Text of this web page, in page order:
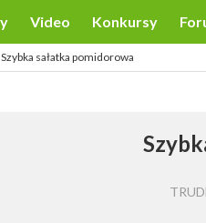
Video Konkursy
Szybka sałatka pomidorowa